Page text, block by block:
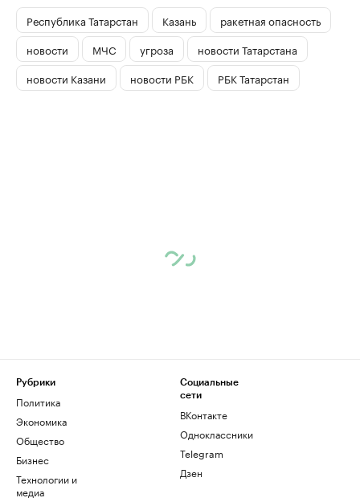
Республика Татарстан Казань
ракетная опасность
новости
МЧС угроза
новости Татарстана
новости Казани
новости РБК РБК Татарстан
Рубрики
Политика
Экономика
Общество
Бизнес
Технологии и
медиа
Социальные
сети
ВКонтакте
Одноклассники
Telegram
Дзен